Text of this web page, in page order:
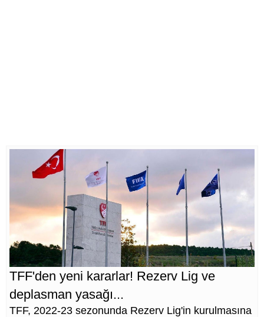
TFF'den yeni kararlar! Rezerv Lig ve
deplasman yasağı...
TFF, 2022-23 sezonunda Rezerv Lig'in kurulmasına